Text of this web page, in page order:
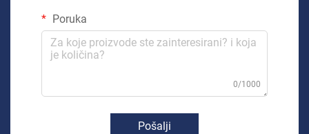
Poruka
0/1000
Pošalji